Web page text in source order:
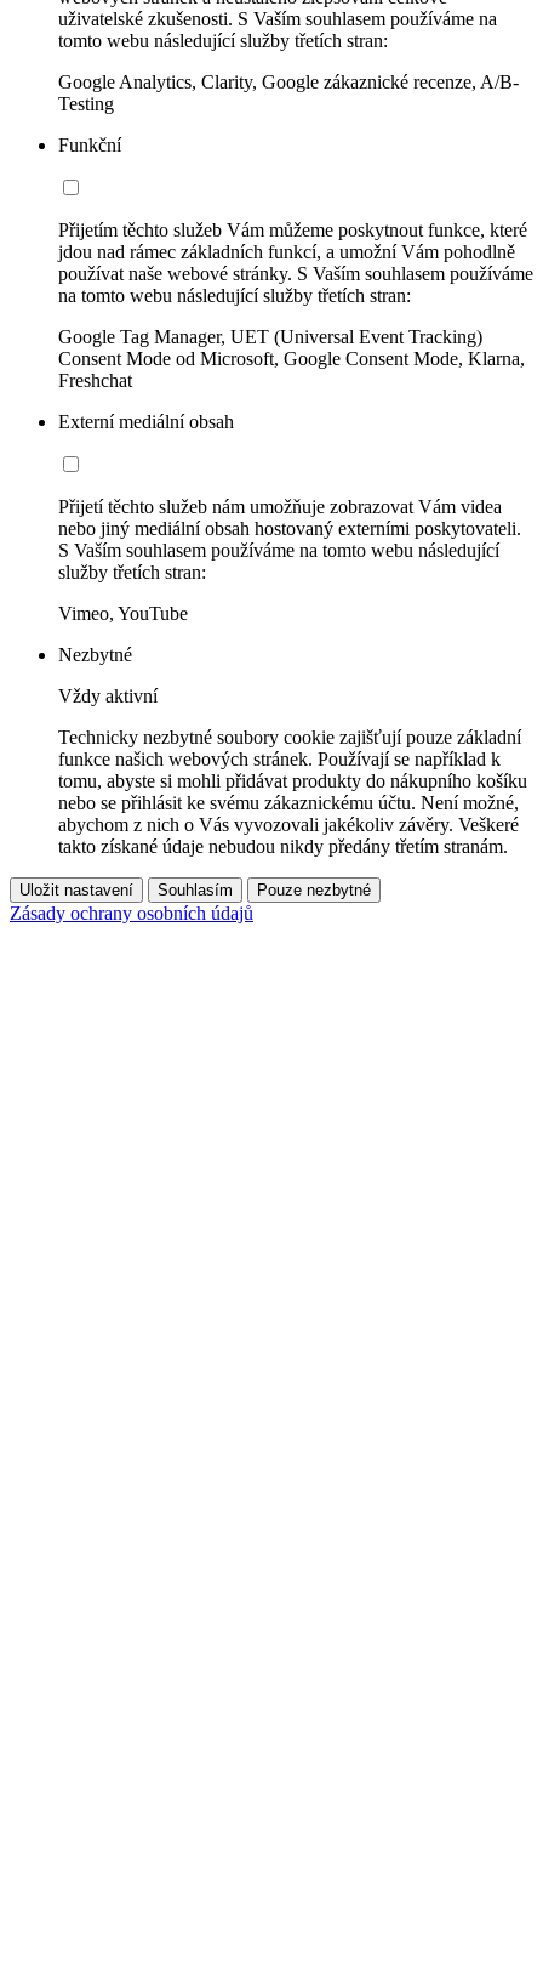
uživatelské zkušenosti. S Vaším souhlasem používáme na
tomto webu následující služby třetích stran:
Google Analytics, Clarity, Google zákaznické recenze, A/B-
Testing
Funkční
Přijetím těchto služeb Vám můžeme poskytnout funkce, které
jdou nad rámec základních funkcí, a umožní Vám pohodlně
používat naše webové stránky. S Vaším souhlasem používáme
na tomto webu následující služby třetích stran:
Google Tag Manager, UET (Universal Event Tracking)
Consent Mode od Microsoft, Google Consent Mode, Klarna,
Freshchat
Externí mediální obsah
Přijetí těchto služeb nám umožňuje zobrazovat Vám videa
nebo jiný mediální obsah hostovaný externími poskytovateli.
S Vaším souhlasem používáme na tomto webu následující
služby třetích stran:
Vimeo, YouTube
Nezbytné
Vždy aktivní
Technicky nezbytné soubory cookie zajišťují pouze základní
funkce našich webových stránek. Používají se například k
tomu, abyste si mohli přidávat produkty do nákupního košíku
nebo se přihlásit ke svému zákaznickému účtu. Není možné,
abychom z nich o Vás vyvozovali jakékoliv závěry. Veškeré
takto získané údaje nebudou nikdy předány třetím stranám.
Uložit nastavení Souhlasím Pouze nezbytné
Zásady ochrany osobních údajů